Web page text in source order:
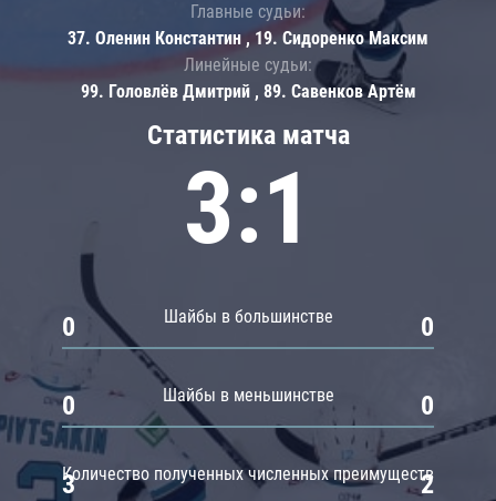
Статистика матча
3:1
Шайбы в большинстве
0 0
Шайбы в меньшинстве
0 0
Количество полученных численных преимуществ
3 2
Главные судьи:
37. Оленин Константин , 19. Сидоренко Максим
Линейные судьи:
99. Головлёв Дмитрий , 89. Савенков Артём